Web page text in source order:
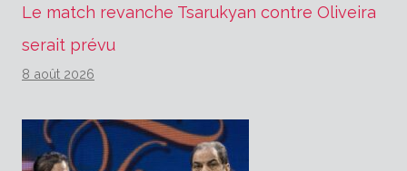
Le match revanche Tsarukyan contre Oliveira
serait prévu
8 août 2026